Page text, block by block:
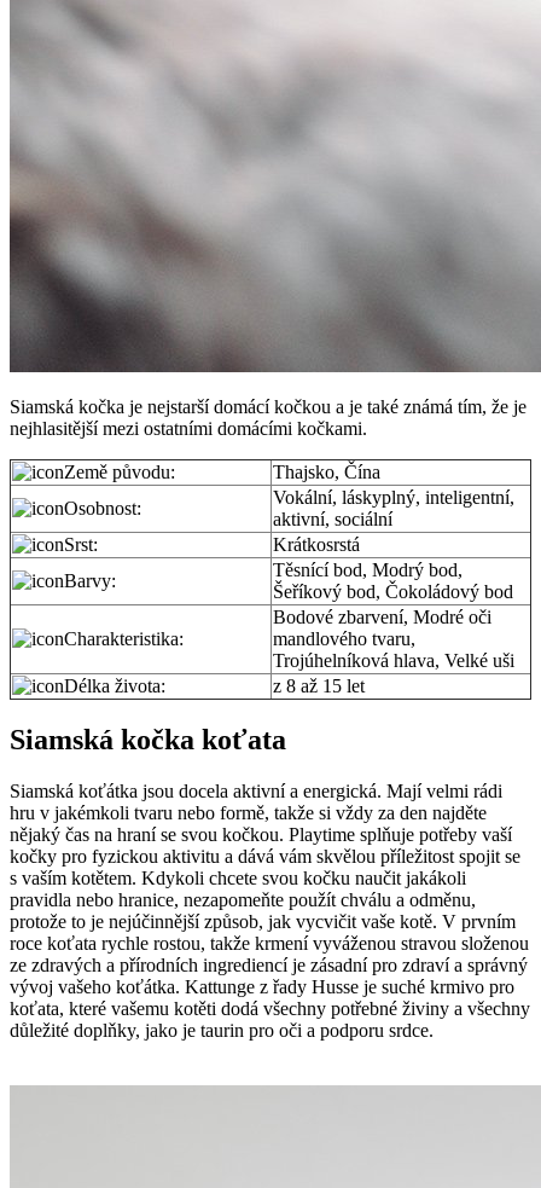
Siamská kočka je nejstarší domácí kočkou a je také známá tím, že je
nejhlasitější mezi ostatními domácími kočkami.
Země původu:
Thajsko, Čína
Osobnost:
Vokální, láskyplný, inteligentní,
aktivní, sociální
Srst:
Krátkosrstá
Barvy:
Těsnící bod, Modrý bod,
Šeříkový bod, Čokoládový bod
Charakteristika:
Bodové zbarvení, Modré oči
mandlového tvaru,
Trojúhelníková hlava, Velké uši
Délka života:
z 8 až 15 let
Siamská kočka koťata
Siamská koťátka jsou docela aktivní a energická. Mají velmi rádi
hru v jakémkoli tvaru nebo formě, takže si vždy za den najděte
nějaký čas na hraní se svou kočkou. Playtime splňuje potřeby vaší
kočky pro fyzickou aktivitu a dává vám skvělou příležitost spojit se
s vaším kotětem. Kdykoli chcete svou kočku naučit jakákoli
pravidla nebo hranice, nezapomeňte použít chválu a odměnu,
protože to je nejúčinnější způsob, jak vycvičit vaše kotě. V prvním
roce koťata rychle rostou, takže krmení vyváženou stravou složenou
ze zdravých a přírodních ingrediencí je zásadní pro zdraví a správný
vývoj vašeho koťátka. Kattunge z řady Husse je suché krmivo pro
koťata, které vašemu kotěti dodá všechny potřebné živiny a všechny
důležité doplňky, jako je taurin pro oči a podporu srdce.